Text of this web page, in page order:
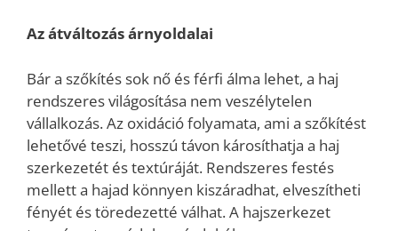
Az átváltozás árnyoldalai
Bár a szőkítés sok nő és férfi álma lehet, a haj
rendszeres világosítása nem veszélytelen
vállalkozás. Az oxidáció folyamata, ami a szőkítést
lehetővé teszi, hosszú távon károsíthatja a haj
szerkezetét és textúráját. Rendszeres festés
mellett a hajad könnyen kiszáradhat, elveszítheti
fényét és töredezetté válhat. A hajszerkezet